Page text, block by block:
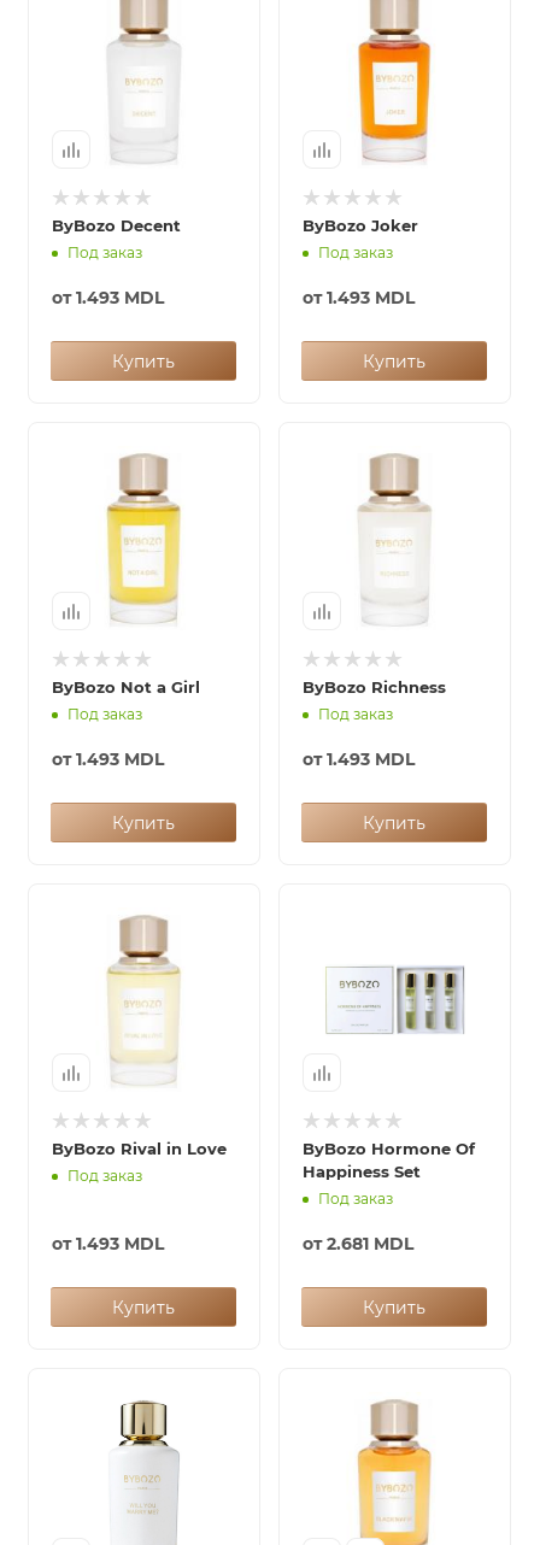
ByBozo Decent
Под заказ
от1.493 MDL
Купить
ByBozo Joker
Под заказ
от1.493 MDL
Купить
ByBozo Not a Girl
Под заказ
от1.493 MDL
Купить
ByBozo Richness
Под заказ
от1.493 MDL
Купить
ByBozo Rival in Love
Под заказ
от1.493 MDL
Купить
ByBozo Hormone Of
Happiness Set
Под заказ
от2.681 MDL
Купить